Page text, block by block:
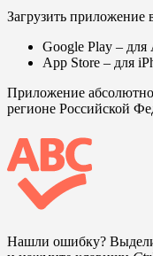
Загрузить приложение
Google Play – для
App Store – для
Приложение
регионе Российской
Нашли ошибку?